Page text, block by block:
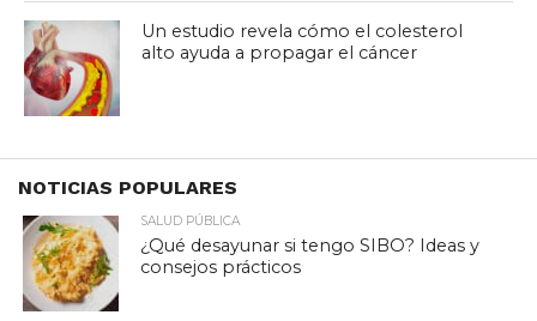
Un estudio revela cómo el colesterol
alto ayuda a propagar el cáncer
NOTICIAS POPULARES
SALUD PÚBLICA
¿Qué desayunar si tengo SIBO? Ideas y
consejos prácticos